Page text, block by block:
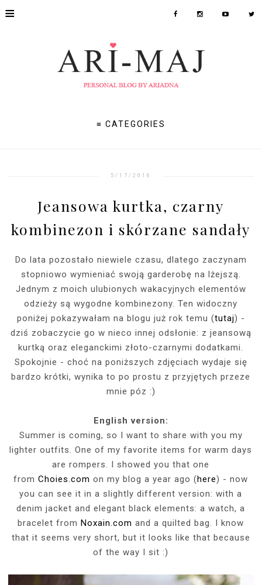
≡
≡ CATEGORIES
5/17/2016
Jeansowa kurtka, czarny
kombinezon i skórzane sandały
Do lata pozostało niewiele czasu, dlatego zaczynam
stopniowo wymieniać swoją garderobę na lżejszą.
Jednym z moich ulubionych wakacyjnych elementów
odzieży są wygodne kombinezony. Ten widoczny
poniżej pokazywałam na blogu już rok temu (tutaj) -
dziś zobaczycie go w nieco innej odsłonie: z jeansową
kurtką oraz eleganckimi złoto-czarnymi dodatkami.
Spokojnie - choć na poniższych zdjęciach wydaje się
bardzo krótki, wynika to po prostu z przyjętych przeze
mnie póz :)
English version:
Summer is coming, so I want to share with you my
lighter outfits. One of my favorite items for warm days
are rompers. I showed you that one
fromChoies.com on my blog a year ago (here) - now
you can see it in a slightly different version: with a
denim jacket and elegant black elements: a watch, a
bracelet fromNoxain.com and a quilted bag. I know
that it seems very short, but it looks like that because
of the way I sit :)